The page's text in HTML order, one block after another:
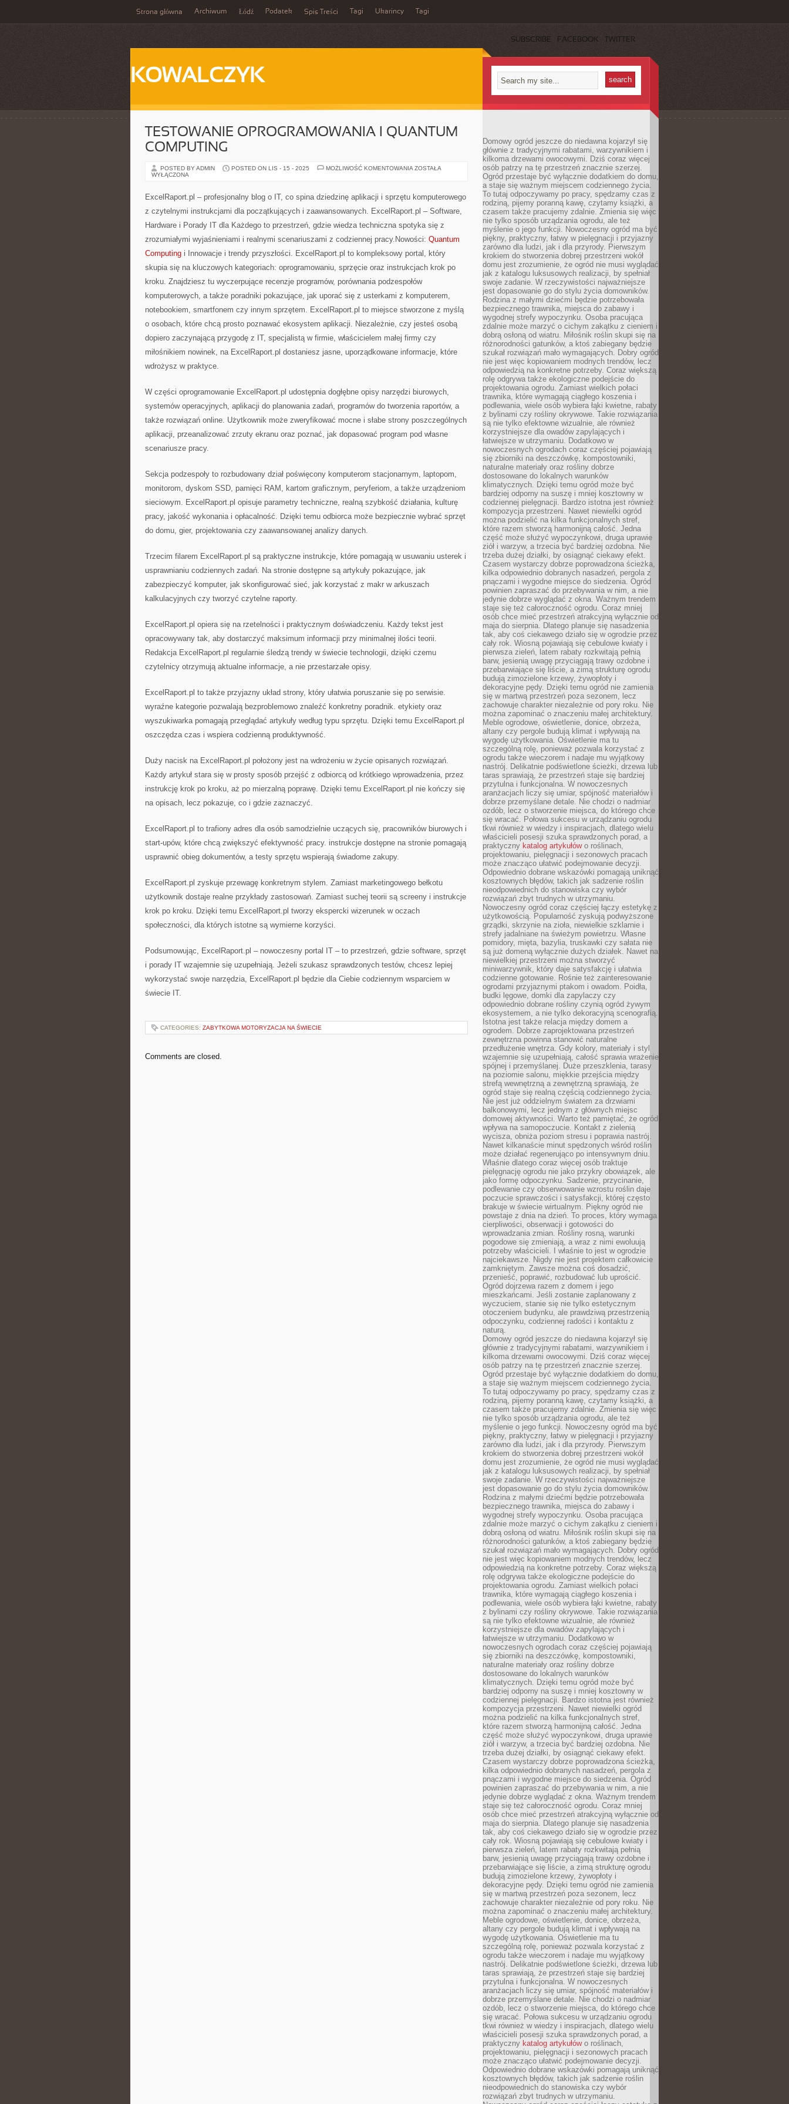
Strona główna Archiwum Łódź Podatek Spis Treści Tagi Ukarincy Tagi
SUBSCRIBE FACEBOOK TWITTER
KOWALCZYK
TESTOWANIE OPROGRAMOWANIA I QUANTUM
COMPUTING
POSTED BY ADMIN POSTED ON LIS - 15 - 2025 MOŻLIWOŚĆ KOMENTOWANIA TESTOWANIE
COMPUTING
ZOSTAŁA
WYŁĄCZONA
ExcelRaport.pl – profesjonalny blog o IT, co spina dziedzinę aplikacji i sprzętu komputerowego
z czytelnymi instrukcjami dla początkujących i zaawansowanych. ExcelRaport.pl – Software,
Hardware i Porady IT dla Każdego to przestrzeń, gdzie wiedza techniczna spotyka się z
zrozumiałymi wyjaśnieniami i realnymi scenariuszami z codziennej pracy.Nowości: Quantum
Computing i Innowacje i trendy przyszłości. ExcelRaport.pl to kompleksowy portal, który
skupia się na kluczowych kategoriach: oprogramowaniu, sprzęcie oraz instrukcjach krok po
kroku. Znajdziesz tu wyczerpujące recenzje programów, porównania podzespołów
komputerowych, a także poradniki pokazujące, jak uporać się z usterkami z komputerem,
notebookiem, smartfonem czy innym sprzętem. ExcelRaport.pl to miejsce stworzone z myślą
o osobach, które chcą prosto poznawać ekosystem aplikacji. Niezależnie, czy jesteś osobą
dopiero zaczynającą przygodę z IT, specjalistą w firmie, właścicielem małej firmy czy
miłośnikiem nowinek, na ExcelRaport.pl dostaniesz jasne, uporządkowane informacje, które
wdrożysz w praktyce.
W części oprogramowanie ExcelRaport.pl udostępnia dogłębne opisy narzędzi biurowych,
systemów operacyjnych, aplikacji do planowania zadań, programów do tworzenia raportów, a
także rozwiązań online. Użytkownik może zweryfikować mocne i słabe strony poszczególnych
aplikacji, przeanalizować zrzuty ekranu oraz poznać, jak dopasować program pod własne
scenariusze pracy.
Sekcja podzespoły to rozbudowany dział poświęcony komputerom stacjonarnym, laptopom,
monitorom, dyskom SSD, pamięci RAM, kartom graficznym, peryferiom, a także urządzeniom
sieciowym. ExcelRaport.pl opisuje parametry techniczne, realną szybkość działania, kulturę
pracy, jakość wykonania i opłacalność. Dzięki temu odbiorca może bezpiecznie wybrać sprzęt
do domu, gier, projektowania czy zaawansowanej analizy danych.
Trzecim filarem ExcelRaport.pl są praktyczne instrukcje, które pomagają w usuwaniu usterek i
usprawnianiu codziennych zadań. Na stronie dostępne są artykuły pokazujące, jak
zabezpieczyć komputer, jak skonfigurować sieć, jak korzystać z makr w arkuszach
kalkulacyjnych czy tworzyć czytelne raporty.
ExcelRaport.pl opiera się na rzetelności i praktycznym doświadczeniu. Każdy tekst jest
opracowywany tak, aby dostarczyć maksimum informacji przy minimalnej ilości teorii.
Redakcja ExcelRaport.pl regularnie śledzą trendy w świecie technologii, dzięki czemu
czytelnicy otrzymują aktualne informacje, a nie przestarzałe opisy.
ExcelRaport.pl to także przyjazny układ strony, który ułatwia poruszanie się po serwisie.
wyraźne kategorie pozwalają bezproblemowo znaleźć konkretny poradnik. etykiety oraz
wyszukiwarka pomagają przeglądać artykuły według typu sprzętu. Dzięki temu ExcelRaport.pl
oszczędza czas i wspiera codzienną produktywność.
Duży nacisk na ExcelRaport.pl położony jest na wdrożeniu w życie opisanych rozwiązań.
Każdy artykuł stara się w prosty sposób przejść z odbiorcą od krótkiego wprowadzenia, przez
instrukcję krok po kroku, aż po mierzalną poprawę. Dzięki temu ExcelRaport.pl nie kończy się
na opisach, lecz pokazuje, co i gdzie zaznaczyć.
ExcelRaport.pl to trafiony adres dla osób samodzielnie uczących się, pracowników biurowych i
start-upów, które chcą zwiększyć efektywność pracy. instrukcje dostępne na stronie pomagają
usprawnić obieg dokumentów, a testy sprzętu wspierają świadome zakupy.
ExcelRaport.pl zyskuje przewagę konkretnym stylem. Zamiast marketingowego bełkotu
użytkownik dostaje realne przykłady zastosowań. Zamiast suchej teorii są screeny i instrukcje
krok po kroku. Dzięki temu ExcelRaport.pl tworzy ekspercki wizerunek w oczach
społeczności, dla których istotne są wymierne korzyści.
Podsumowując, ExcelRaport.pl – nowoczesny portal IT – to przestrzeń, gdzie software, sprzęt
i porady IT wzajemnie się uzupełniają. Jeżeli szukasz sprawdzonych testów, chcesz lepiej
wykorzystać swoje narzędzia, ExcelRaport.pl będzie dla Ciebie codziennym wsparciem w
świecie IT.
CATEGORIES: ZABYTKOWA MOTORYZACJA NA ŚWIECIE
Comments are closed.
Domowy ogród jeszcze do niedawna kojarzył się
głównie z tradycyjnymi rabatami, warzywnikiem i
kilkoma drzewami owocowymi. Dziś coraz więcej
osób patrzy na tę przestrzeń znacznie szerzej.
Ogród przestaje być wyłącznie dodatkiem do domu,
a staje się ważnym miejscem codziennego życia.
To tutaj odpoczywamy po pracy, spędzamy czas z
rodziną, pijemy poranną kawę, czytamy książki, a
czasem także pracujemy zdalnie. Zmienia się więc
nie tylko sposób urządzania ogrodu, ale też
myślenie o jego funkcji. Nowoczesny ogród ma być
piękny, praktyczny, łatwy w pielęgnacji i przyjazny
zarówno dla ludzi, jak i dla przyrody. Pierwszym
krokiem do stworzenia dobrej przestrzeni wokół
domu jest zrozumienie, że ogród nie musi wyglądać
jak z katalogu luksusowych realizacji, by spełniał
swoje zadanie. W rzeczywistości najważniejsze
jest dopasowanie go do stylu życia domowników.
Rodzina z małymi dziećmi będzie potrzebowała
bezpiecznego trawnika, miejsca do zabawy i
wygodnej strefy wypoczynku. Osoba pracująca
zdalnie może marzyć o cichym zakątku z cieniem i
dobrą osłoną od wiatru. Miłośnik roślin skupi się na
różnorodności gatunków, a ktoś zabiegany będzie
szukał rozwiązań mało wymagających. Dobry ogród
nie jest więc kopiowaniem modnych trendów, lecz
odpowiedzią na konkretne potrzeby. Coraz większą
rolę odgrywa także ekologiczne podejście do
projektowania ogrodu. Zamiast wielkich połaci
trawnika, które wymagają ciągłego koszenia i
podlewania, wiele osób wybiera łąki kwietne, rabaty
z bylinami czy rośliny okrywowe. Takie rozwiązania
są nie tylko efektowne wizualnie, ale również
korzystniejsze dla owadów zapylających i
łatwiejsze w utrzymaniu. Dodatkowo w
nowoczesnych ogrodach coraz częściej pojawiają
się zbiorniki na deszczówkę, kompostowniki,
naturalne materiały oraz rośliny dobrze
dostosowane do lokalnych warunków
klimatycznych. Dzięki temu ogród może być
bardziej odporny na suszę i mniej kosztowny w
codziennej pielęgnacji. Bardzo istotna jest również
kompozycja przestrzeni. Nawet niewielki ogród
można podzielić na kilka funkcjonalnych stref,
które razem stworzą harmonijną całość. Jedna
część może służyć wypoczynkowi, druga uprawie
ziół i warzyw, a trzecia być bardziej ozdobna. Nie
trzeba dużej działki, by osiągnąć ciekawy efekt.
Czasem wystarczy dobrze poprowadzona ścieżka,
kilka odpowiednio dobranych nasadzeń, pergola z
pnączami i wygodne miejsce do siedzenia. Ogród
powinien zapraszać do przebywania w nim, a nie
jedynie dobrze wyglądać z okna. Ważnym trendem
staje się też całoroczność ogrodu. Coraz mniej
osób chce mieć przestrzeń atrakcyjną wyłącznie od
maja do sierpnia. Dlatego planuje się nasadzenia
tak, aby coś ciekawego działo się w ogrodzie przez
cały rok. Wiosną pojawiają się cebulowe kwiaty i
pierwsza zieleń, latem rabaty rozkwitają pełnią
barw, jesienią uwagę przyciągają trawy ozdobne i
przebarwiające się liście, a zimą strukturę ogrodu
budują zimozielone krzewy, żywopłoty i
dekoracyjne pędy. Dzięki temu ogród nie zamienia
się w martwą przestrzeń poza sezonem, lecz
zachowuje charakter niezależnie od pory roku. Nie
można zapominać o znaczeniu małej architektury.
Meble ogrodowe, oświetlenie, donice, obrzeża,
altany czy pergole budują klimat i wpływają na
wygodę użytkowania. Oświetlenie ma tu
szczególną rolę, ponieważ pozwala korzystać z
ogrodu także wieczorem i nadaje mu wyjątkowy
nastrój. Delikatnie podświetlone ścieżki, drzewa lub
taras sprawiają, że przestrzeń staje się bardziej
przytulna i funkcjonalna. W nowoczesnych
aranżacjach liczy się umiar, spójność materiałów i
dobrze przemyślane detale. Nie chodzi o nadmiar
ozdób, lecz o stworzenie miejsca, do którego chce
się wracać. Połowa sukcesu w urządzaniu ogrodu
tkwi również w wiedzy i inspiracjach, dlatego wielu
właścicieli posesji szuka sprawdzonych porad, a
praktyczny katalog artykułówo roślinach,
projektowaniu, pielęgnacji i sezonowych pracach
może znacząco ułatwić podejmowanie decyzji.
Odpowiednio dobrane wskazówki pomagają uniknąć
kosztownych błędów, takich jak sadzenie roślin
nieodpowiednich do stanowiska czy wybór
rozwiązań zbyt trudnych w utrzymaniu.
Nowoczesny ogród coraz częściej łączy estetykę z
użytkowością. Popularność zyskują podwyższone
grządki, skrzynie na zioła, niewielkie szklarnie i
strefy jadalniane na świeżym powietrzu. Własne
pomidory, mięta, bazylia, truskawki czy sałata nie
są już domeną wyłącznie dużych działek. Nawet na
niewielkiej przestrzeni można stworzyć
miniwarzywnik, który daje satysfakcję i ułatwia
codzienne gotowanie. Rośnie też zainteresowanie
ogrodami przyjaznymi ptakom i owadom. Poidła,
budki lęgowe, domki dla zapylaczy czy
odpowiednio dobrane rośliny czynią ogród żywym
ekosystemem, a nie tylko dekoracyjną scenografią.
Istotna jest także relacja między domem a
ogrodem. Dobrze zaprojektowana przestrzeń
zewnętrzna powinna stanowić naturalne
przedłużenie wnętrza. Gdy kolory, materiały i styl
wzajemnie się uzupełniają, całość sprawia wrażenie
spójnej i przemyślanej. Duże przeszklenia, tarasy
na poziomie salonu, miękkie przejścia między
strefą wewnętrzną a zewnętrzną sprawiają, że
ogród staje się realną częścią codziennego życia.
Nie jest już oddzielnym światem za drzwiami
balkonowymi, lecz jednym z głównych miejsc
domowej aktywności. Warto też pamiętać, że ogród
wpływa na samopoczucie. Kontakt z zielenią
wycisza, obniża poziom stresu i poprawia nastrój.
Nawet kilkanaście minut spędzonych wśród roślin
może działać regenerująco po intensywnym dniu.
Właśnie dlatego coraz więcej osób traktuje
pielęgnację ogrodu nie jako przykry obowiązek, ale
jako formę odpoczynku. Sadzenie, przycinanie,
podlewanie czy obserwowanie wzrostu roślin daje
poczucie sprawczości i satysfakcji, której często
brakuje w świecie wirtualnym. Piękny ogród nie
powstaje z dnia na dzień. To proces, który wymaga
cierpliwości, obserwacji i gotowości do
wprowadzania zmian. Rośliny rosną, warunki
pogodowe się zmieniają, a wraz z nimi ewoluują
potrzeby właścicieli. I właśnie to jest w ogrodzie
najciekawsze. Nigdy nie jest projektem całkowicie
zamkniętym. Zawsze można coś dosadzić,
przenieść, poprawić, rozbudować lub uprościć.
Ogród dojrzewa razem z domem i jego
mieszkańcami. Jeśli zostanie zaplanowany z
wyczuciem, stanie się nie tylko estetycznym
otoczeniem budynku, ale prawdziwą przestrzenią
odpoczynku, codziennej radości i kontaktu z
naturą.
Domowy ogród jeszcze do niedawna kojarzył się
głównie z tradycyjnymi rabatami, warzywnikiem i
kilkoma drzewami owocowymi. Dziś coraz więcej
osób patrzy na tę przestrzeń znacznie szerzej.
Ogród przestaje być wyłącznie dodatkiem do domu,
a staje się ważnym miejscem codziennego życia.
To tutaj odpoczywamy po pracy, spędzamy czas z
rodziną, pijemy poranną kawę, czytamy książki, a
czasem także pracujemy zdalnie. Zmienia się więc
nie tylko sposób urządzania ogrodu, ale też
myślenie o jego funkcji. Nowoczesny ogród ma być
piękny, praktyczny, łatwy w pielęgnacji i przyjazny
zarówno dla ludzi, jak i dla przyrody. Pierwszym
krokiem do stworzenia dobrej przestrzeni wokół
domu jest zrozumienie, że ogród nie musi wyglądać
jak z katalogu luksusowych realizacji, by spełniał
swoje zadanie. W rzeczywistości najważniejsze
jest dopasowanie go do stylu życia domowników.
Rodzina z małymi dziećmi będzie potrzebowała
bezpiecznego trawnika, miejsca do zabawy i
wygodnej strefy wypoczynku. Osoba pracująca
zdalnie może marzyć o cichym zakątku z cieniem i
dobrą osłoną od wiatru. Miłośnik roślin skupi się na
różnorodności gatunków, a ktoś zabiegany będzie
szukał rozwiązań mało wymagających. Dobry ogród
nie jest więc kopiowaniem modnych trendów, lecz
odpowiedzią na konkretne potrzeby. Coraz większą
rolę odgrywa także ekologiczne podejście do
projektowania ogrodu. Zamiast wielkich połaci
trawnika, które wymagają ciągłego koszenia i
podlewania, wiele osób wybiera łąki kwietne, rabaty
z bylinami czy rośliny okrywowe. Takie rozwiązania
są nie tylko efektowne wizualnie, ale również
korzystniejsze dla owadów zapylających i
łatwiejsze w utrzymaniu. Dodatkowo w
nowoczesnych ogrodach coraz częściej pojawiają
się zbiorniki na deszczówkę, kompostowniki,
naturalne materiały oraz rośliny dobrze
dostosowane do lokalnych warunków
klimatycznych. Dzięki temu ogród może być
bardziej odporny na suszę i mniej kosztowny w
codziennej pielęgnacji. Bardzo istotna jest również
kompozycja przestrzeni. Nawet niewielki ogród
można podzielić na kilka funkcjonalnych stref,
które razem stworzą harmonijną całość. Jedna
część może służyć wypoczynkowi, druga uprawie
ziół i warzyw, a trzecia być bardziej ozdobna. Nie
trzeba dużej działki, by osiągnąć ciekawy efekt.
Czasem wystarczy dobrze poprowadzona ścieżka,
kilka odpowiednio dobranych nasadzeń, pergola z
pnączami i wygodne miejsce do siedzenia. Ogród
powinien zapraszać do przebywania w nim, a nie
jedynie dobrze wyglądać z okna. Ważnym trendem
staje się też całoroczność ogrodu. Coraz mniej
osób chce mieć przestrzeń atrakcyjną wyłącznie od
maja do sierpnia. Dlatego planuje się nasadzenia
tak, aby coś ciekawego działo się w ogrodzie przez
cały rok. Wiosną pojawiają się cebulowe kwiaty i
pierwsza zieleń, latem rabaty rozkwitają pełnią
barw, jesienią uwagę przyciągają trawy ozdobne i
przebarwiające się liście, a zimą strukturę ogrodu
budują zimozielone krzewy, żywopłoty i
dekoracyjne pędy. Dzięki temu ogród nie zamienia
się w martwą przestrzeń poza sezonem, lecz
zachowuje charakter niezależnie od pory roku. Nie
można zapominać o znaczeniu małej architektury.
Meble ogrodowe, oświetlenie, donice, obrzeża,
altany czy pergole budują klimat i wpływają na
wygodę użytkowania. Oświetlenie ma tu
szczególną rolę, ponieważ pozwala korzystać z
ogrodu także wieczorem i nadaje mu wyjątkowy
nastrój. Delikatnie podświetlone ścieżki, drzewa lub
taras sprawiają, że przestrzeń staje się bardziej
przytulna i funkcjonalna. W nowoczesnych
aranżacjach liczy się umiar, spójność materiałów i
dobrze przemyślane detale. Nie chodzi o nadmiar
ozdób, lecz o stworzenie miejsca, do którego chce
się wracać. Połowa sukcesu w urządzaniu ogrodu
tkwi również w wiedzy i inspiracjach, dlatego wielu
właścicieli posesji szuka sprawdzonych porad, a
praktyczny katalog artykułówo roślinach,
projektowaniu, pielęgnacji i sezonowych pracach
może znacząco ułatwić podejmowanie decyzji.
Odpowiednio dobrane wskazówki pomagają uniknąć
kosztownych błędów, takich jak sadzenie roślin
nieodpowiednich do stanowiska czy wybór
rozwiązań zbyt trudnych w utrzymaniu.